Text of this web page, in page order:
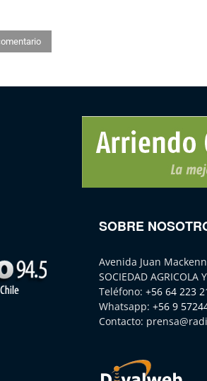
SOBRE
Avenida Juan
SOCIEDAD AGRICOLA
Teléfono: +56 64 223
Whatsapp: +56 9
Contacto: